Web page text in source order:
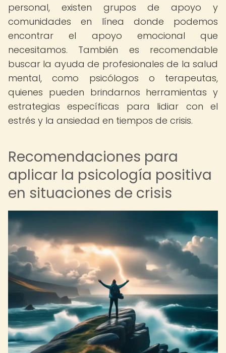
personal, existen grupos de apoyo y
comunidades en línea donde podemos
encontrar el apoyo emocional que
necesitamos. También es recomendable
buscar la ayuda de profesionales de la salud
mental, como psicólogos o terapeutas,
quienes pueden brindarnos herramientas y
estrategias específicas para lidiar con el
estrés y la ansiedad en tiempos de crisis.
Recomendaciones para
aplicar la psicología positiva
en situaciones de crisis